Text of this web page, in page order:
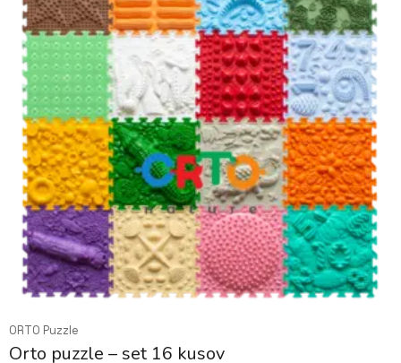
ORTO Puzzle
Orto puzzle – set 16 kusov